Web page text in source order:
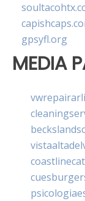
gpsyfl.org
MEDIA